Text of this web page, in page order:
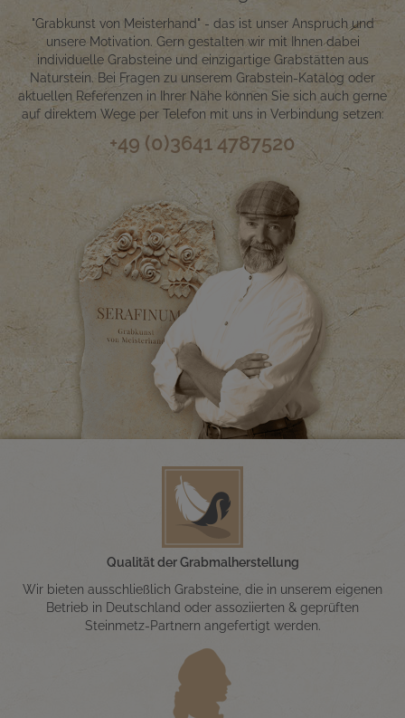
"Grabkunst von Meisterhand" - das ist unser Anspruch und
unsere Motivation. Gern gestalten wir mit Ihnen dabei
individuelle Grabsteine und einzigartige Grabstätten aus
Naturstein. Bei Fragen zu unserem Grabstein-Katalog oder
aktuellen Referenzen in Ihrer Nähe können Sie sich auch gerne
auf direktem Wege per Telefon mit uns in Verbindung setzen:
+49 (0)3641 4787520
Qualität der Grabmalherstellung
Wir bieten ausschließlich Grabsteine, die in unserem eigenen
Betrieb in Deutschland oder assoziierten & geprüften
Steinmetz-Partnern angefertigt werden.